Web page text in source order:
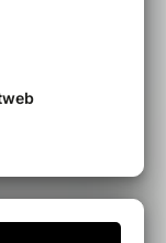
balafon,